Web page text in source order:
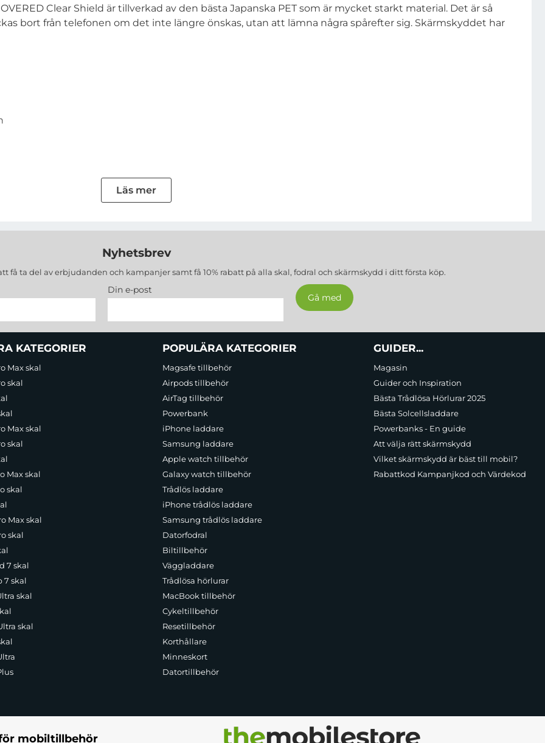
Clear Shield är tillverkad av den bästa Japanska PET som är mycket starkt material. Det är så
bort från telefonen om det inte längre önskas, utan att lämna några spårefter sig. Skärmskyddet har
Läs mer
Nyhetsbrev
få ta del av erbjudanden och kampanjer samt få 10% rabatt på alla skal, fodral och skärmskydd i ditt första köp.
Din e-post
KATEGORIER
Max skal
skal
Max skal
skal
Max skal
skal
Max skal
skal
7 skal
7 skal
skal
skal
POPULÄRA KATEGORIER
Magsafe tillbehör
Airpods tillbehör
AirTag tillbehör
Powerbank
iPhone laddare
Samsung laddare
Apple watch tillbehör
Galaxy watch tillbehör
Trådlös laddare
iPhone trådlös laddare
Samsung trådlös laddare
Datorfodral
Biltillbehör
Väggladdare
Trådlösa hörlurar
MacBook tillbehör
Cykeltillbehör
Resetillbehör
Korthållare
Minneskort
Datortillbehör
GUIDER...
Magasin
Guider och Inspiration
Bästa Trådlösa Hörlurar 2025
Bästa Solcellsladdare
Powerbanks - En guide
Att välja rätt skärmskydd
Vilket skärmskydd är bäst till mobil?
Rabattkod Kampanjkod och Värdekod
mobiltillbehör